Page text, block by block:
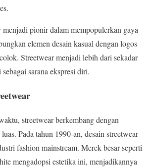
menjadi pionir dalam mempopulerkan gaya
elemen desain kasual dengan logos
Streetwear menjadi lebih dari sekadar
sarana ekspresi diri.
streetwear berkembang dengan
Pada tahun 1990-an, desain streetwear
fashion mainstream. Merek besar seperti
mengadopsi estetika ini, menjadikannya